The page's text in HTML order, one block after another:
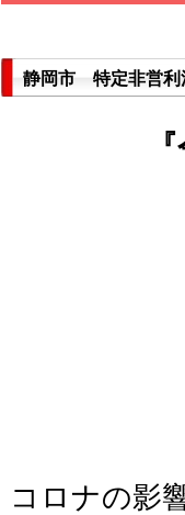
静岡市 特定非営利
コロナの影